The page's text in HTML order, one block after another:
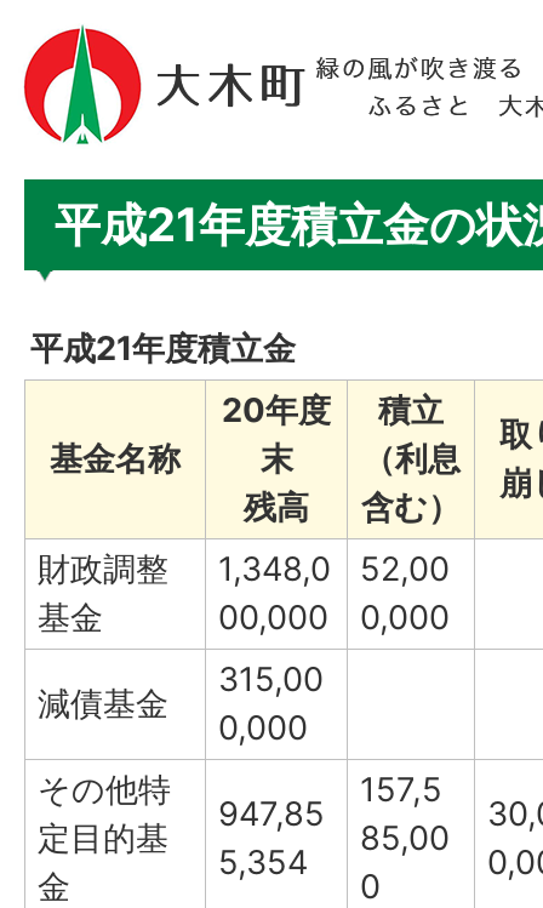
平成21年度積立金の状
平成21年度積立金
基金名称
20年度
末
残高
積立
（利息
含む）
取
崩
財政調整
基金
1,348,0
00,000
52,00
0,000
減債基金
315,00
0,000
その他特
定目的基
金
947,85
5,354
157,5
85,00
0